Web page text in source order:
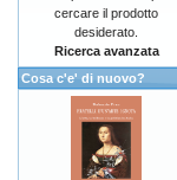
cercare il prodotto
desiderato.
Ricerca avanzata
Cosa c'e' di nuovo?